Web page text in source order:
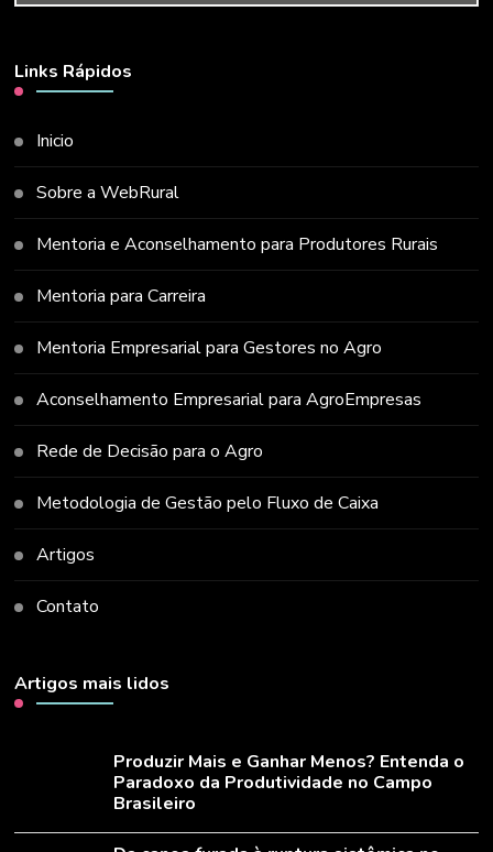
Links Rápidos
Inicio
Sobre a WebRural
Mentoria e Aconselhamento para Produtores Rurais
Mentoria para Carreira
Mentoria Empresarial para Gestores no Agro
Aconselhamento Empresarial para AgroEmpresas
Rede de Decisão para o Agro
Metodologia de Gestão pelo Fluxo de Caixa
Artigos
Contato
Artigos mais lidos
Produzir Mais e Ganhar Menos? Entenda o
Paradoxo da Produtividade no Campo
Brasileiro